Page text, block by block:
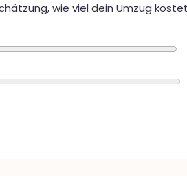
wie viel dein Umzug